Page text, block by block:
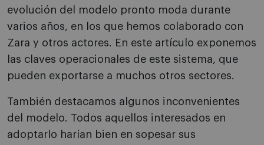
evolución del modelo pronto moda durante
varios años, en los que hemos colaborado con
Zara y otros actores. En este artículo exponemos
las claves operacionales de este sistema, que
pueden exportarse a muchos otros sectores.
También destacamos algunos inconvenientes
del modelo. Todos aquellos interesados en
adoptarlo harían bien en sopesar sus